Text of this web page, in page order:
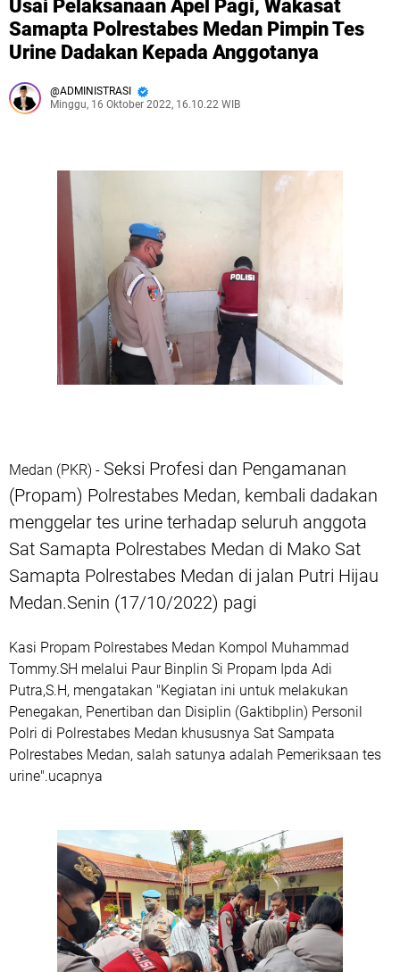
Usai Pelaksanaan Apel Pagi, Wakasat
Samapta Polrestabes Medan Pimpin Tes
Urine Dadakan Kepada Anggotanya
ADMINISTRASI
Minggu, 16 Oktober 2022, 16.10.22 WIB
Medan (PKR) - Seksi Profesi dan Pengamanan
(Propam) Polrestabes Medan, kembali dadakan
menggelar tes urine terhadap seluruh anggota
Sat Samapta Polrestabes Medan di Mako Sat
Samapta Polrestabes Medan di jalan Putri Hijau
Medan.Senin (17/10/2022) pagi
Kasi Propam Polrestabes Medan Kompol Muhammad
Tommy.SH melalui Paur Binplin Si Propam Ipda Adi
Putra,S.H, mengatakan "Kegiatan ini untuk melakukan
Penegakan, Penertiban dan Disiplin (Gaktibplin) Personil
Polri di Polrestabes Medan khususnya Sat Sampata
Polrestabes Medan, salah satunya adalah Pemeriksaan tes
urine".ucapnya